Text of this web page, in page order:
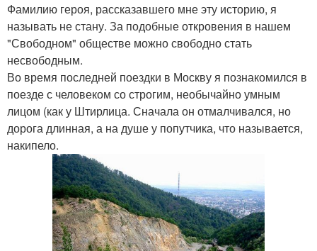
Фамилию героя, рассказавшего мне эту историю, я
называть не стану. За подобные откровения в нашем
"Свободном" обществе можно свободно стать
несвободным.
Во время последней поездки в Москву я познакомился в
поезде с человеком со строгим, необычайно умным
лицом (как у Штирлица. Сначала он отмалчивался, но
дорога длинная, а на душе у попутчика, что называется,
накипело.